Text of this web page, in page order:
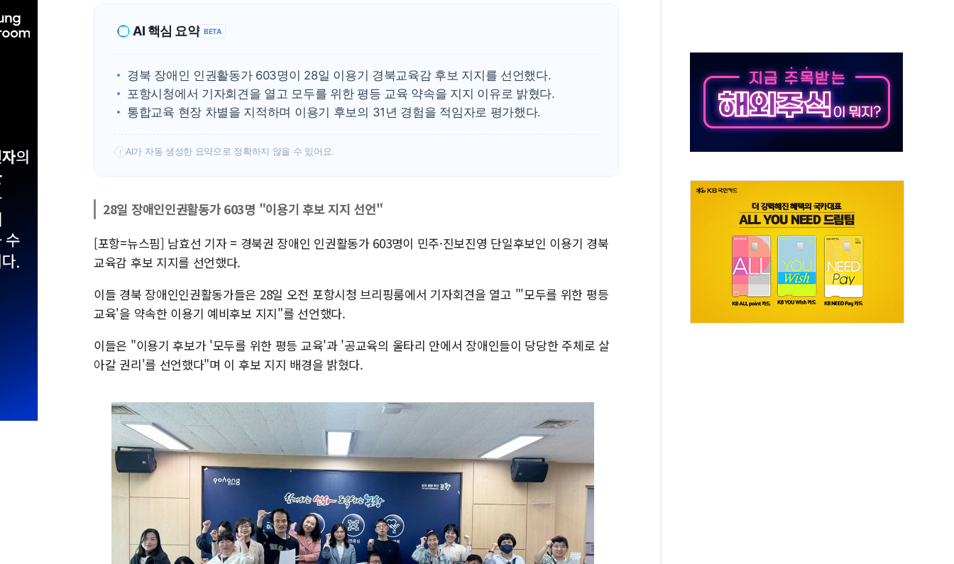
폭염 누그러지고 가뭄 숙지나...경북동해안권 8~9일 최대 100mm 호우
사우디·튀르키예·파키스탄, '공동방위협정' 체결… 수니파 국가들의 새 안보 협력 구도
신길동 신축도 3.3㎡당 7250만원…써밋 클라비온 59㎡ 18억원대
용산공원·그린벨트로 또 충돌…반복되는 국토부-서울시 '정책 엇박자'
[AI 부동산 투데이] 특공 전략도 '극과 극'…생애최초만 경쟁 치열
[코인시황] 비트코인 6만4000달러대 횡보…고래·ETF 매수에도 고유가·금리·입법 지연 '삼중 부담'
AI 핵심 요약 BETA
경북 장애인 인권활동가 603명이 28일 이용기 경북교육감 후보 지지를 선언했다.
포항시청에서 기자회견을 열고 모두를 위한 평등 교육 약속을 지지 이유로 밝혔다.
통합교육 현장 차별을 지적하며 이용기 후보의 31년 경험을 적임자로 평가했다.
! AI가 자동 생성한 요약으로 정확하지 않을 수 있어요.
28일 장애인인권활동가 603명 "이용기 후보 지지 선언"
[포항=뉴스핌] 남효선 기자 = 경북권 장애인 인권활동가 603명이 민주·진보진영 단일후보인 이용기 경북
교육감 후보 지지를 선언했다.
이들 경북 장애인인권활동가들은 28일 오전 포항시청 브리핑룸에서 기자회견을 열고 "'모두를 위한 평등
교육'을 약속한 이용기 예비후보 지지"를 선언했다.
이들은 "이용기 후보가 '모두를 위한 평등 교육'과 '공교육의 울타리 안에서 장애인들이 당당한 주체로 살
아갈 권리'를 선언했다"며 이 후보 지지 배경을 밝혔다.